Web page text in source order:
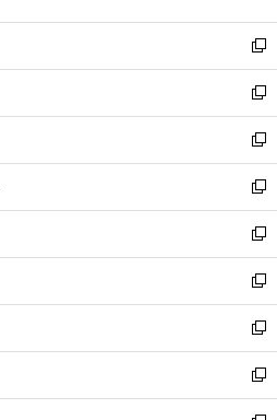
開
く
ウ
で
開
く
ン
ド
ウ
で
開
く
ウ
ィ
ン
ド
ウ
で
開
く
新
し
い
ウ
ィ
ン
ド
ウ
で
開
く
新
し
い
ウ
ィ
ン
ド
ウ
で
開
く
新
し
い
ウ
ィ
ン
ド
ウ
で
開
く
新
し
い
ウ
ィ
ン
ド
ウ
で
開
新
し
い
ウ
ィ
ン
ド
ウ
新
し
い
ウ
ィ
ン
新
し
い
ウ
新
し